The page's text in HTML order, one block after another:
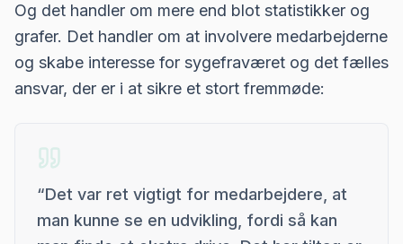
Og det handler om mere end blot statistikker og
grafer. Det handler om at involvere medarbejderne
og skabe interesse for sygefraværet og det fælles
ansvar, der er i at sikre et stort fremmøde:
“Det var ret vigtigt for medarbejdere, at
man kunne se en udvikling, fordi så kan